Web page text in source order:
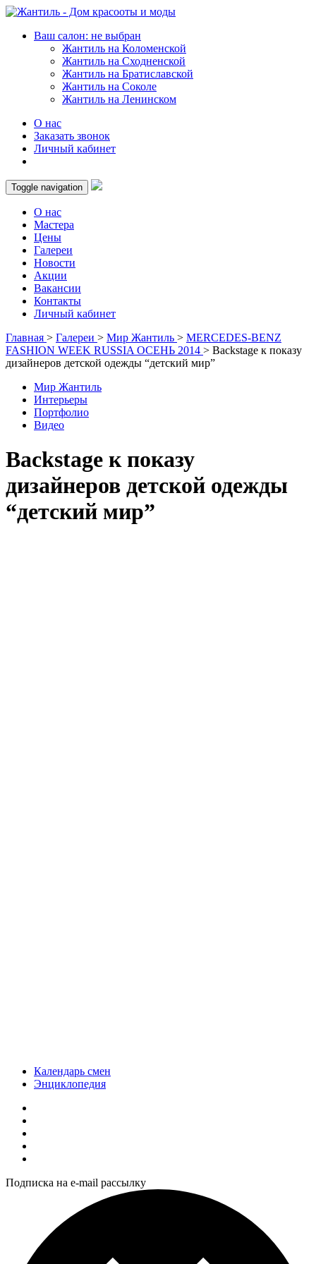
Ваш салон: не выбран
Жантиль на Коломенской
Жантиль на Сходненской
Жантиль на Братиславской
Жантиль на Соколе
Жантиль на Ленинском
О нас
Заказать звонок
Личный кабинет
Toggle navigation
О нас
Мастера
Цены
Галереи
Новости
Акции
Вакансии
Контакты
Личный кабинет
Главная > Галереи > Мир Жантиль > MERCEDES-BENZ
FASHION WEEK RUSSIA ОСЕНЬ 2014 > Backstage к показу
дизайнеров детской одежды “детский мир”
Мир Жантиль
Интерьеры
Портфолио
Видео
Backstage к показу
дизайнеров детской одежды
“детский мир”
Календарь смен
Энциклопедия
Подписка на e-mail рассылку